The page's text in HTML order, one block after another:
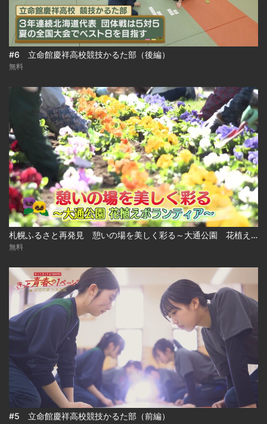
#6 立命館慶祥高校競技かるた部（後編）
無料
札幌ふるさと再発見 憩いの場を美しく彩る～大通公園 花植えボランティア～
無料
#5 立命館慶祥高校競技かるた部（前編）